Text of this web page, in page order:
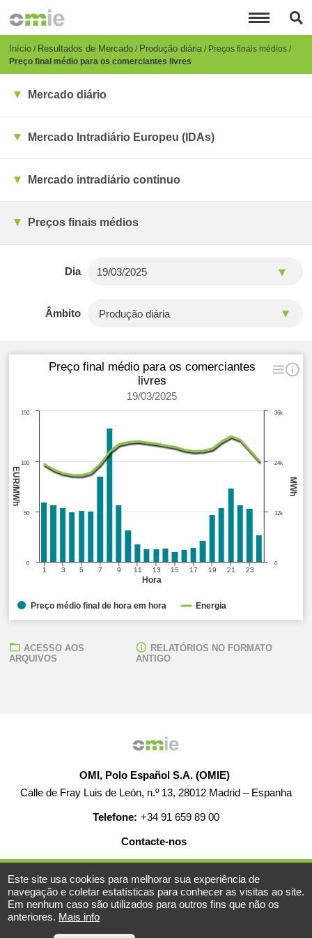
para
conteúdo
principal
Breadcrumb
Início Resultados de Mercado Produção diária Preços finais médios
Preço final médio para os comerciantes livres
Mercado diário
Mercado Intradiário Europeu (IDAs)
Mercado intradiário continuo
Preços finais médios
Dia
Âmbito
Hora
MWh
EUR/MWh
Preço final médio para os comerciantes
livres
19/03/2025
1 3 5 7 9 11 13 15 17 19 21 23
0
12k
24k
36k
0
50
100
150
Preço médio final de hora em hora Energia
ACESSO AOS
ARQUIVOS
RELATÓRIOS NO FORMATO
ANTIGO
OMI, Polo Español S.A. (OMIE)
Calle de Fray Luis de León, n.º 13, 28012 Madrid – Espanha
Telefone: +34 91 659 89 00
Contacte-nos
© 2019-2026 - Todos os direitos reservados
AJUDA EMPREGO MAPA WEB AVISO LEGAL
Este site usa cookies para melhorar sua experiência de
navegação e coletar estatísticas para conhecer as visitas ao site.
Em nenhum caso são utilizados para outros fins que não os
anteriores. Mais info